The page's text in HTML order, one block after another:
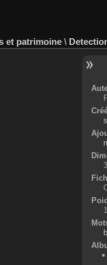
et patrimoine \